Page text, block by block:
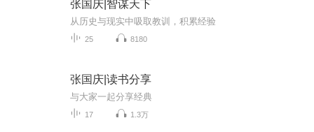
张国庆|智谋天下
从历史与现实中吸取教训，积累经验
25 8180
张国庆|读书分享
与大家一起分享经典
17 1.3万